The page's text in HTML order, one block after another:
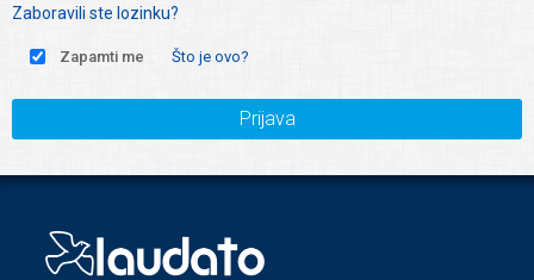
Zaboravili ste lozinku?
Zapamti me Što je ovo?
Prijava